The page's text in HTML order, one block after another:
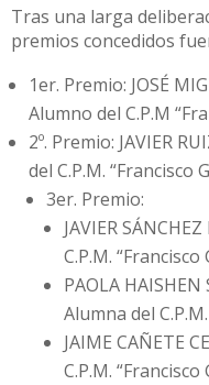
Tras una larga
premios concedidos
1er. Premio: JOSÉ
Alumno del C.P.M
2º. Premio: JAVIER
del C.P.M. “Francisco
3er. Premio:
JAVIER
C.P.M.
PAOLA
Alumna del
JAIME CAÑETE
C.P.M.